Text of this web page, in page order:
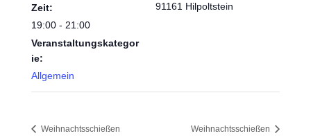
Zeit:
19:00 - 21:00
Veranstaltungskategor
ie:
Allgemein
91161 Hilpoltstein
Weihnachtsschießen Weihnachtsschießen